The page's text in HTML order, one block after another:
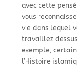
avec cette
vous
vie dans lequel
travaillez
exemple,
l’Histoire